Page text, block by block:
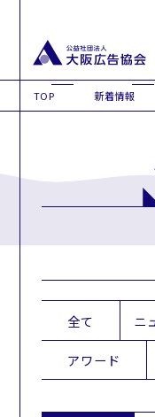
TOP 新着情報
全て ニ
アワード